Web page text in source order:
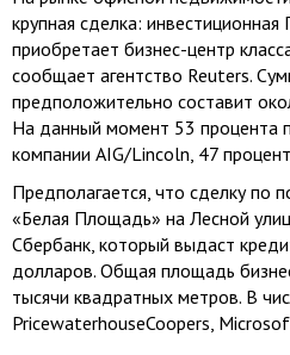
крупная сделка: инвестиционная
приобретает бизнес-центр
сообщает агентство Reuters.
предположительно составит
На данный момент 53 процента
компании AIG/Lincoln, 47
Предполагается, что сделку по
«Белая Площадь» на Лесной
Сбербанк, который выдаст
долларов. Общая площадь
тысячи квадратных метров. В
PricewaterhouseCoopers,